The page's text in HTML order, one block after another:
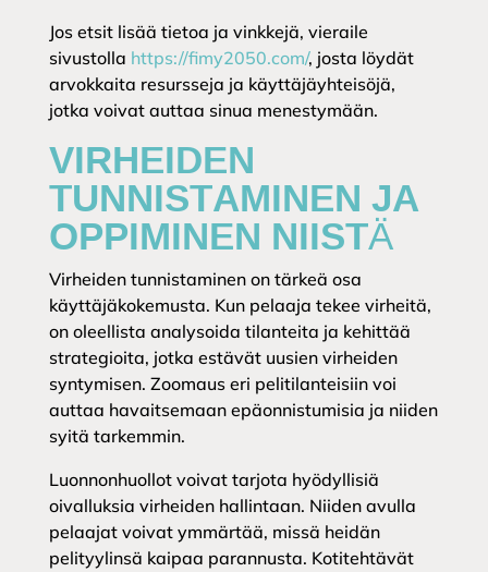
Jos etsit lisää tietoa ja vinkkejä, vieraile
sivustolla https://fimy2050.com/, josta löydät
arvokkaita resursseja ja käyttäjäyhteisöjä,
jotka voivat auttaa sinua menestymään.
VIRHEIDEN
TUNNISTAMINEN JA
OPPIMINEN NIISTÄ
Virheiden tunnistaminen on tärkeä osa
käyttäjäkokemusta. Kun pelaaja tekee virheitä,
on oleellista analysoida tilanteita ja kehittää
strategioita, jotka estävät uusien virheiden
syntymisen. Zoomaus eri pelitilanteisiin voi
auttaa havaitsemaan epäonnistumisia ja niiden
syitä tarkemmin.
Luonnonhuollot voivat tarjota hyödyllisiä
oivalluksia virheiden hallintaan. Niiden avulla
pelaajat voivat ymmärtää, missä heidän
pelityylinsä kaipaa parannusta. Kotitehtävät